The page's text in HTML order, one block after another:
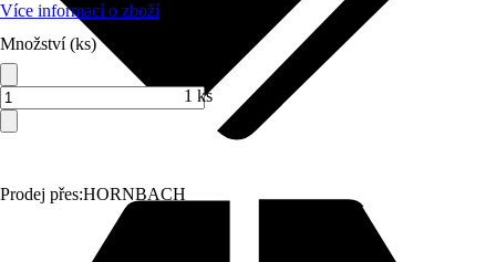
Prodej přes:HORNBACH
Více informací o zboží
Množství (ks)
1 ks